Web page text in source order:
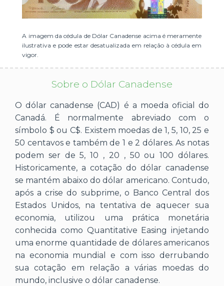
A imagem da cédula de Dólar Canadense acima é meramente
ilustrativa e pode estar desatualizada em relação à cédula em
vigor.
Sobre o Dólar Canadense
O dólar canadense (CAD) é a moeda oficial do
Canadá. É normalmente abreviado com o
símbolo $ ou C$. Existem moedas de 1, 5, 10, 25 e
50 centavos e também de 1 e 2 dólares. As notas
podem ser de 5, 10 , 20 , 50 ou 100 dólares.
Historicamente, a cotação do dólar canadense
se mantém abaixo do dólar americano. Contudo,
após a crise do subprime, o Banco Central dos
Estados Unidos, na tentativa de aquecer sua
economia, utilizou uma prática monetária
conhecida como Quantitative Easing injetando
uma enorme quantidade de dólares americanos
na economia mundial e com isso derrubando
sua cotação em relação a várias moedas do
mundo, inclusive o dólar canadense.